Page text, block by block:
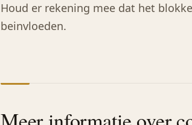
Houd er rekening mee dat het
beinvloeden.